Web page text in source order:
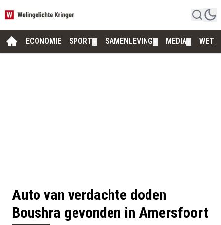
ECONOMIE SPORT SAMENLEVING MEDIA
Auto van verdachte doden
Boushra gevonden in Amersfoort